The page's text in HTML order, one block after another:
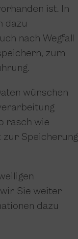
ist. In
dazu
nach Wegfall
zum
wünschen
rasch wie
zur Speicherung
Sie weiter
dazu